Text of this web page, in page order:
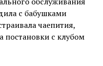
с бабушками
чаепития,
постановки с клубом